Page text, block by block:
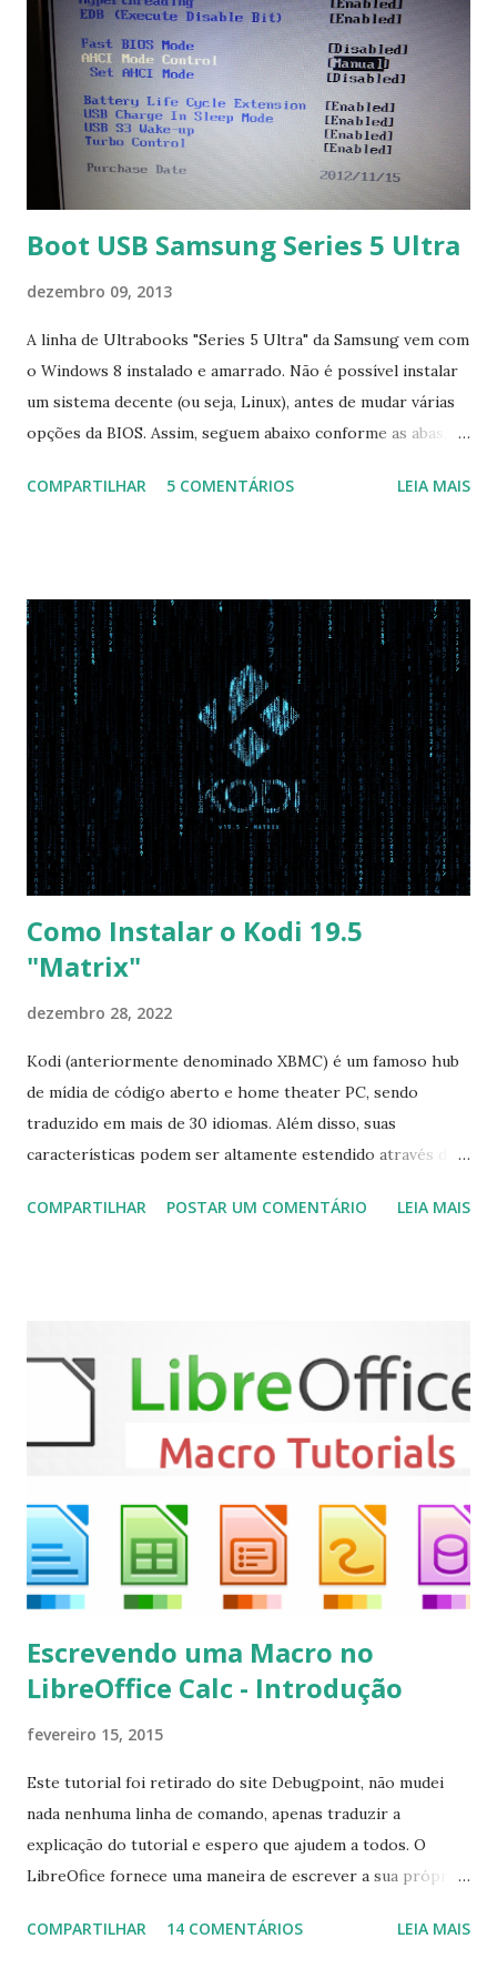
Boot USB Samsung Series 5 Ultra
dezembro 09, 2013
A linha de Ultrabooks "Series 5 Ultra" da Samsung vem com
o Windows 8 instalado e amarrado. Não é possível instalar
um sistema decente (ou seja, Linux), antes de mudar várias
opções da BIOS. Assim, seguem abaixo conforme as abas, a
Na inicialização aperte F2 para acessar a BIOS e então faça
com Win, deixe essa opção no Auto ) Set AHCI Mode ->
Disabled USB S3 Wake-up -> Enabled Boot: Secure Boot ->
Disabled OS Mode Selection -> UEFI and CSM OS (Essa
opção garante boot com Win e Linux) Boot > Boot Priority
Order USB HDD: SATA CD: SATA HDD: Essa ordem de boot
vai garantir que ele tente primeiro o boot pela USB, depois
pelo CD e por último no HD. Apenas as opções acima são
as necessá...
COMPARTILHAR 5 COMENTÁRIOS LEIA MAIS
Como Instalar o Kodi 19.5
"Matrix"
dezembro 28, 2022
Kodi (anteriormente denominado XBMC) é um famoso hub
de mídia de código aberto e home theater PC, sendo
traduzido em mais de 30 idiomas. Além disso, suas
características podem ser altamente estendido através de
(personal video recorder). A versão final do Kodi 19.5
sudo apt-get install kodi Use o comando a seguir para
instalar codecs de áudio e outros complementos,
executando: $ sudo apt-get install --install-suggests
kodi Para remover, execute: $ sudo apt-get remove
COMPARTILHAR POSTAR UM COMENTÁRIO LEIA MAIS
Escrevendo uma Macro no
LibreOffice Calc - Introdução
fevereiro 15, 2015
Este tutorial foi retirado do site Debugpoint, não mudei
nada nenhuma linha de comando, apenas traduzir a
explicação do tutorial e espero que ajudem a todos. O
LibreOfice fornece uma maneira de escrever a sua própria
aplicativo de escritório. Você pode usar Python ou Basic
COMPARTILHAR 14 COMENTÁRIOS LEIA MAIS